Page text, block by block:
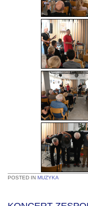
POSTED IN MUZYKA